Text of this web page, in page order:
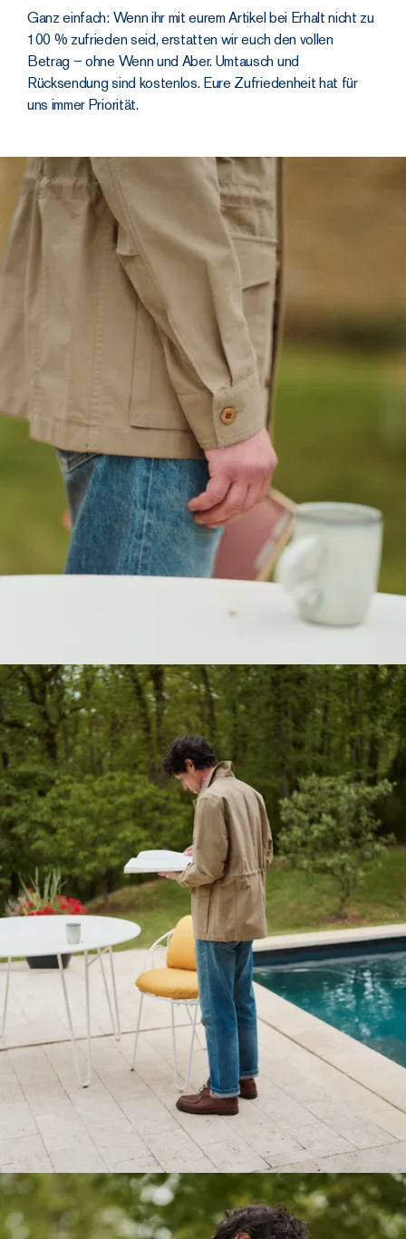
Ganz einfach: Wenn ihr mit eurem Artikel bei Erhalt nicht zu
100 % zufrieden seid, erstatten wir euch den vollen
Betrag – ohne Wenn und Aber. Umtausch und
Rücksendung sind kostenlos. Eure Zufriedenheit hat für
uns immer Priorität.